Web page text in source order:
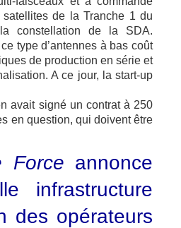
de la Tranche 1 du
constellation de la SDA.
type d’antennes à bas coût
de production en série et
A ce jour, la start-up
avait signé un contrat à 250
en question, qui doivent être
Force annonce
infrastructure
des opérateurs